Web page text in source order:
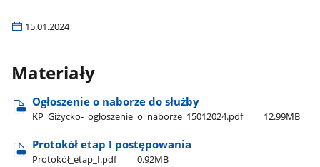
15.01.2024
Materiały
Ogłoszenie o naborze do służby
KP​_Giżycko-​_ogłoszenie​_o​_naborze​_15012024.pdf 12.99MB
Protokół etap I postępowania
Protokół​_etap​_I.pdf 0.92MB